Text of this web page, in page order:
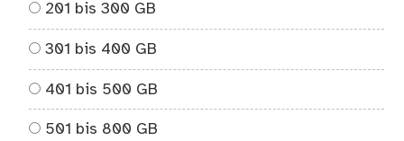
201 bis 300 GB
301 bis 400 GB
401 bis 500 GB
501 bis 800 GB